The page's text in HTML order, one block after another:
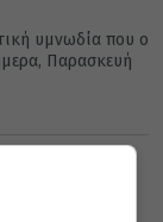
υμνωδία που ο
Παρασκευή